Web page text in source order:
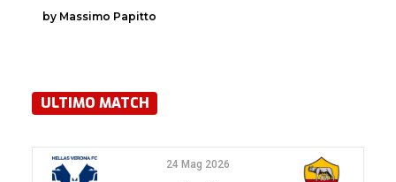
by Massimo Papitto
ULTIMO MATCH
24 Mag 2026